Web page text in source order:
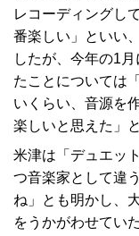
レコーディングし
番楽しい」といい
したが、今年の1
たことについては
いくらい、音源を
楽しいと思えた」
米津は「デュエッ
つ音楽家として違
ね」とも明かし、
をうかがわせていた